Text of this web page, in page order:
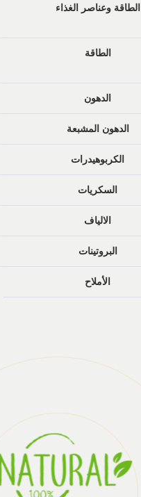
الطاقة وعناصر الغذاء
الطاقة
الدهون
الدهون المشبعة
الكربوهيدرات
السكريات
الالياف
البروتينات
الأملاح